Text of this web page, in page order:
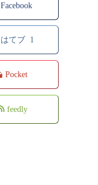
Facebook
はてブ 1
Pocket
feedly